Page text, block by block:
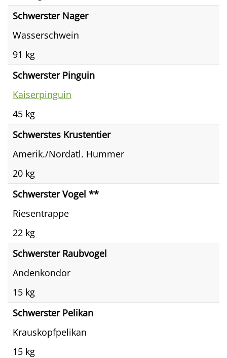
Schwerster Nager
Wasserschwein
91 kg
Schwerster Pinguin
Kaiserpinguin
45 kg
Schwerstes Krustentier
Amerik./Nordatl. Hummer
20 kg
Schwerster Vogel **
Riesentrappe
22 kg
Schwerster Raubvogel
Andenkondor
15 kg
Schwerster Pelikan
Krauskopfpelikan
15 kg